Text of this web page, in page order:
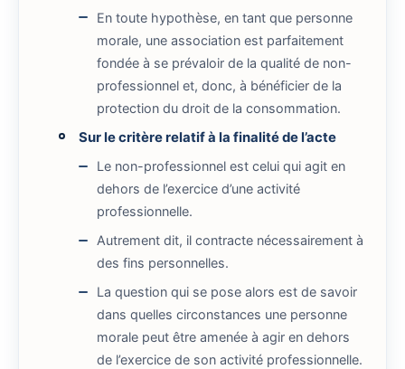
En toute hypothèse, en tant que personne
morale, une association est parfaitement
fondée à se prévaloir de la qualité de non-
professionnel et, donc, à bénéficier de la
protection du droit de la consommation.
Sur le critère relatif à la finalité de l’acte
Le non-professionnel est celui qui agit en
dehors de l’exercice d’une activité
professionnelle.
Autrement dit, il contracte nécessairement à
des fins personnelles.
La question qui se pose alors est de savoir
dans quelles circonstances une personne
morale peut être amenée à agir en dehors
de l’exercice de son activité professionnelle.